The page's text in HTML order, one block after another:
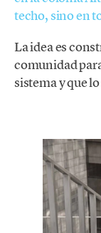
techo, sino en
La idea es
comunidad
sistema y que